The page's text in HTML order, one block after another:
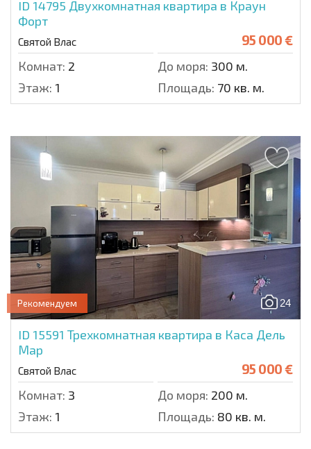
ID 14795 Двухкомнатная квартира в Краун
Форт
Святой Влас 95 000 €
Комнат: 2 До моря: 300 м.
Этаж: 1 Площадь: 70 кв. м.
24
Рекомендуем
ID 15591 Трехкомнатная квартира в Каса Дель
Мар
Святой Влас 95 000 €
Комнат: 3 До моря: 200 м.
Этаж: 1 Площадь: 80 кв. м.